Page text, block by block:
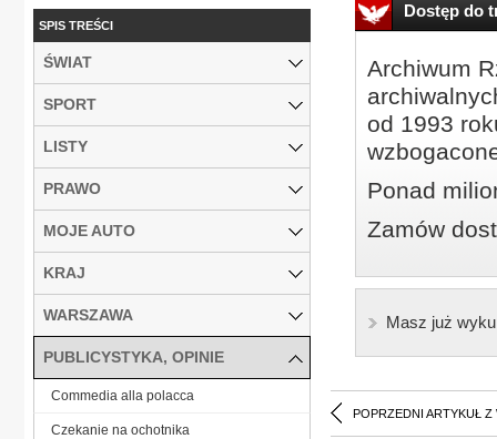
Dostęp do
Archiwum
od 1993
Ponad
Zamów
Masz już
POPRZEDNI ARTYKUŁ Z
SPIS TREŚCI
ŚWIAT
SPORT
LISTY
PRAWO
MOJE AUTO
KRAJ
WARSZAWA
PUBLICYSTYKA, OPINIE
Commedia alla polacca
Czekanie na ochotnika